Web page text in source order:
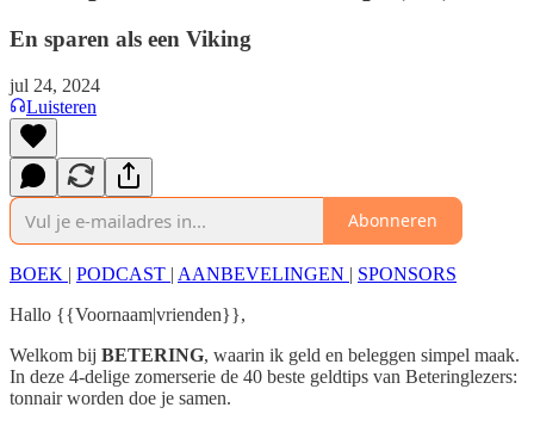
En sparen als een Viking
jul 24, 2024
Luisteren
Abonneren
BOEK | PODCAST | AANBEVELINGEN | SPONSORS
Hallo {{Voornaam|vrienden}},
Welkom bij BETERING, waarin ik geld en beleggen simpel maak.
In deze 4-delige zomerserie de 40 beste geldtips van Beteringlezers:
tonnair worden doe je samen.